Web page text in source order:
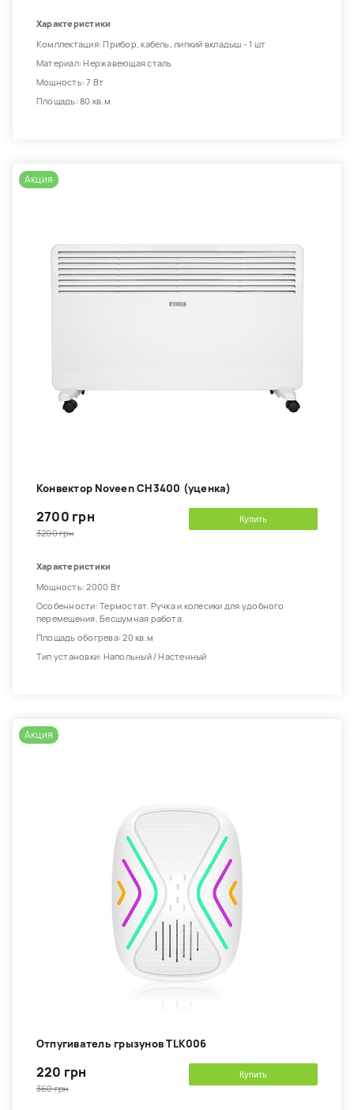
Характеристики
Комплектация: Прибор, кабель, липкий вкладыш - 1 шт
Материал: Нержавеющая сталь
Мощность: 7 Вт
Площадь: 80 кв.м
Акция
Конвектор Noveen CH3400 (уценка)
2700 грн
3200 грн
Купить
Характеристики
Мощность: 2000 Вт
Особенности: Термостат. Ручка и колесики для удобного
перемещения. Бесшумная работа.
Площадь обогрева: 20 кв.м
Тип установки: Напольный / Настенный
Акция
Отпугиватель грызунов TLK006
220 грн
360 грн
Купить